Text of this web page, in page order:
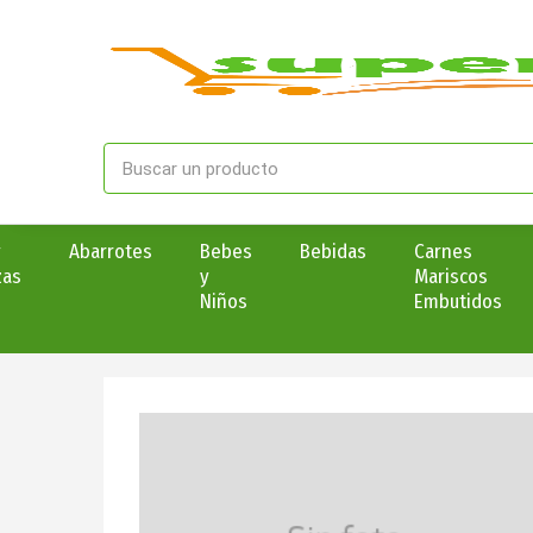
Abarrotes
Bebes
y
Niños
Bebidas
Carnes
Mariscos
Embutidos